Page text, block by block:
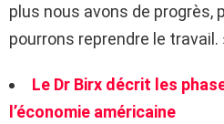
plus nous avons de progrès,
pourrons reprendre le travail.
Le Dr Birx décrit les
l’économie américaine